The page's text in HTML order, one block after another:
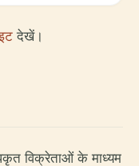
देखें।
विक्रेताओं के माध्यम